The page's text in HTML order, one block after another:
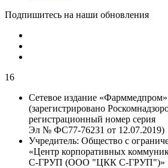
Подпишитесь на наши обновления
16
Сетевое издание «Фарммедпром»
(зарегистрировано
регистрационный номер серия
Эл № ФС77-76231 от 12.07.2019)
Учредитель: Общество с
«Центр корпоративных
С-ГРУП (ООО "ЦКК С-ГРУП")»